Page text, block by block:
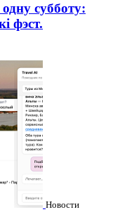
субботу:
фэст.
Новости